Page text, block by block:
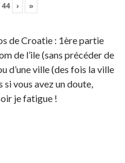
44 › »
de Croatie : 1ère partie
de l’ile (sans précéder de
d’une ville (des fois la ville
si vous avez un doute,
je fatigue !